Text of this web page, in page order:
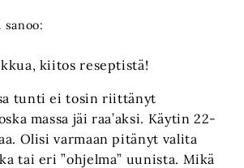
sanoo:
kiitos reseptistä!
tunti ei tosin riittänyt
massa jäi raa’aksi. Käytin 22-
Olisi varmaan pitänyt valita
tai eri ”ohjelma” uunista. Mikä